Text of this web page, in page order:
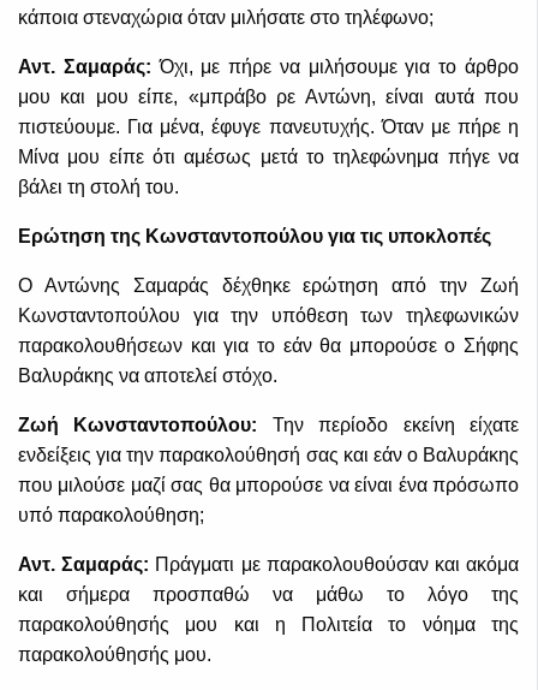
κάποια στεναχώρια όταν μιλήσατε στο τηλέφωνο;
Αντ. Σαμαράς: Όχι, με πήρε να μιλήσουμε για το άρθρο
μου και μου είπε, «μπράβο ρε Αντώνη, είναι αυτά που
πιστεύουμε. Για μένα, έφυγε πανευτυχής. Όταν με πήρε η
Μίνα μου είπε ότι αμέσως μετά το τηλεφώνημα πήγε να
βάλει τη στολή του.
Ερώτηση της Κωνσταντοπούλου για τις υποκλοπές
Ο Αντώνης Σαμαράς δέχθηκε ερώτηση από την Ζωή
Κωνσταντοπούλου για την υπόθεση των τηλεφωνικών
παρακολουθήσεων και για το εάν θα μπορούσε ο Σήφης
Βαλυράκης να αποτελεί στόχο.
Ζωή Κωνσταντοπούλου: Την περίοδο εκείνη είχατε
ενδείξεις για την παρακολούθησή σας και εάν ο Βαλυράκης
που μιλούσε μαζί σας θα μπορούσε να είναι ένα πρόσωπο
υπό παρακολούθηση;
Αντ. Σαμαράς: Πράγματι με παρακολουθούσαν και ακόμα
και σήμερα προσπαθώ να μάθω το λόγο της
παρακολούθησής μου και η Πολιτεία το νόημα της
παρακολούθησής μου.